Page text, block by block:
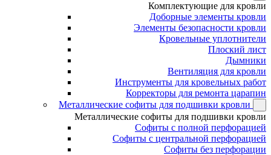
Комплектующие для кровли
Доборные элементы кровли
Элементы безопасности кровли
Кровельные уплотнители
Плоский лист
Дымники
Вентиляция для кровли
Инструменты для кровельных работ
Корректоры для ремонта царапин
Металлические софиты для подшивки кровли
Металлические софиты для подшивки кровли
Софиты с полной перфорацией
Софиты с центральной перфорацией
Софиты без перфорации